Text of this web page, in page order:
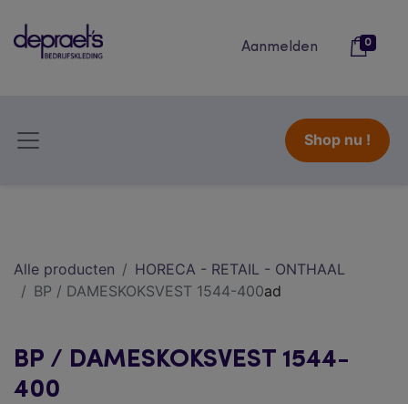
Aanmelden 0
Shop nu !
Alle producten
HORECA - RETAIL - ONTHAAL
BP / DAMESKOKSVEST 1544-400ad
BP / DAMESKOKSVEST 1544-
400